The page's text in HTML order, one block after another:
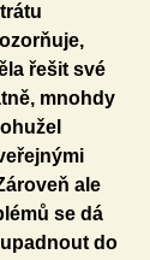
řešit své
mnohdy
ale
se dá
do